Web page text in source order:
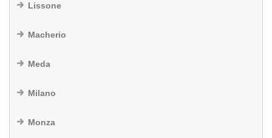
Lissone
Macherio
Meda
Milano
Monza